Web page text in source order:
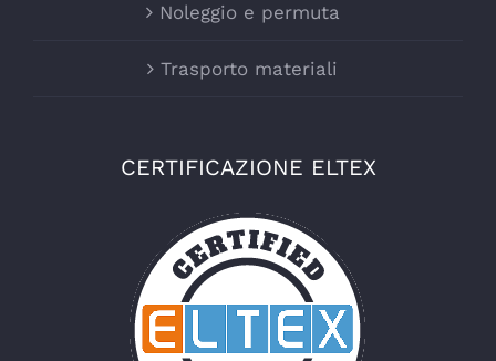
Noleggio e permuta
Trasporto materiali
CERTIFICAZIONE ELTEX